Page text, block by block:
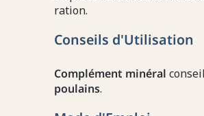
ration.
Conseils d'Utilisation
Complément minéral
poulains.